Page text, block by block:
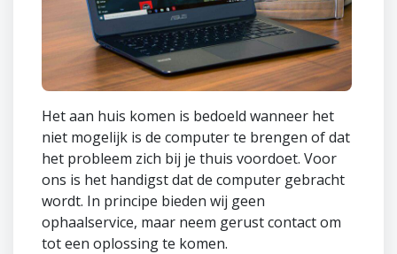
Het aan huis komen is bedoeld wanneer het
niet mogelijk is de computer te brengen of dat
het probleem zich bij je thuis voordoet. Voor
ons is het handigst dat de computer gebracht
wordt. In principe bieden wij geen
ophaalservice, maar neem gerust contact om
tot een oplossing te komen.